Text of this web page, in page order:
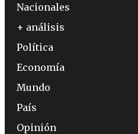
Nacionales
+ análisis
Política
Economía
Mundo
País
Opinión